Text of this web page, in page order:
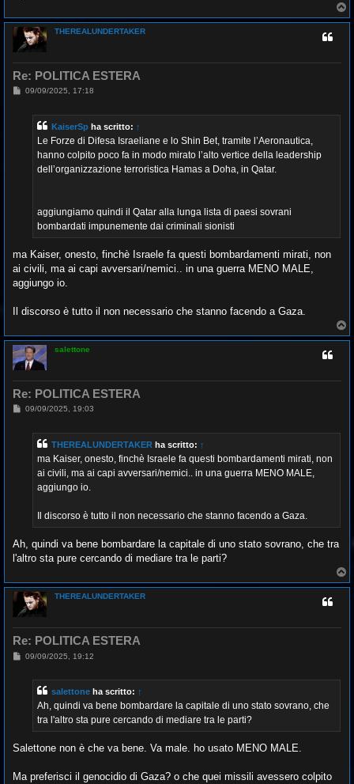
o
THEREALUNDERTAKER
Re: POLITICA ESTERA
M09/09/2025, 17:18
KaiserSp ha scritto: ↑
Le Forze di Difesa Israeliane e lo Shin Bet, tramite l’Aeronautica,
hanno colpito poco fa in modo mirato l’alto vertice della leadership
dell’organizzazione terroristica Hamas a Doha, in Qatar.
aggiungiamo quindi il Qatar alla lunga lista di paesi sovrani
bombardati impunemente dai criminali sionisti
ma Kaiser, onesto, finchè Israele fa questi bombardamenti mirati, non
ai civili, ma ai capi avversari/nemici.. in una guerra MENO MALE,
aggiungo io.
Il discorso è tutto il non necessario che stanno facendo a Gaza.
o
salettone
Re: POLITICA ESTERA
M09/09/2025, 19:03
THEREALUNDERTAKER ha scritto: ↑
ma Kaiser, onesto, finchè Israele fa questi bombardamenti mirati, non
ai civili, ma ai capi avversari/nemici.. in una guerra MENO MALE,
aggiungo io.
Il discorso è tutto il non necessario che stanno facendo a Gaza.
Ah, quindi va bene bombardare la capitale di uno stato sovrano, che tra
l'altro sta pure cercando di mediare tra le parti?
o
THEREALUNDERTAKER
Re: POLITICA ESTERA
M09/09/2025, 19:12
salettone ha scritto: ↑
Ah, quindi va bene bombardare la capitale di uno stato sovrano, che
tra l'altro sta pure cercando di mediare tra le parti?
Salettone non è che va bene. Va male. ho usato MENO MALE.
Ma preferisci il genocidio di Gaza? o che quei missili avessero colpito